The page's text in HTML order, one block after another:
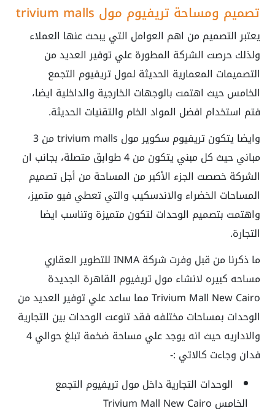
تصميم ومساحة تريفيوم مول trivium malls
يعتبر التصميم من اهم العوامل التي يبحث عنها العملاء
ولذلك حرصت الشركة المطورة علي توفير العديد من
التصميمات المعمارية الحديثة لمول تريفيوم التجمع
الخامس حيث اهتمت بالوجهات الخارجية والداخلية ايضا،
فتم استخدام افضل المواد الخام والتقنيات الحديثة.
وايضا يتكونتريفيوم سكوير مول trivium malls
من 3
مباني حيث كل مبني يتكون من 4 طوابق متصلة، بجانب ان
الشركة خصصت الجزء الأكبر من المساحة من أجل تصميم
المساحات الخضراء والاندسكيب والتي تعطي فيو متميز،
واهتمت بتصميم الوحدات لتكون متميزة وتناسب ايضا
التجارة.
ما ذكرنا من قبل وفرت شركة INMA للتطوير العقاري
مساحه كبيره لانشاء مول تريفيوم القاهرة الجديدة
Trivium Mall New Cairo مما ساعد علي توفير العديد من
الوحدات بمساحات مختلفه فقد تنوعت الوحدات بين التجارية
والاداريه حيث انه يوجد علي مساحة ضخمة تبلغ حوالي 4
فدان وجاءت كالاتي :-
الوحدات التجارية داخل مول تريفيوم التجمع
الخامس Trivium Mall New Cairo